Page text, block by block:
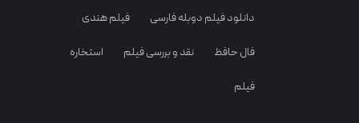
دانلود فیلم دوبله فارسی فیلم هندی
فال حافظ نقد و بررسی فیلم استخاره
فیلم